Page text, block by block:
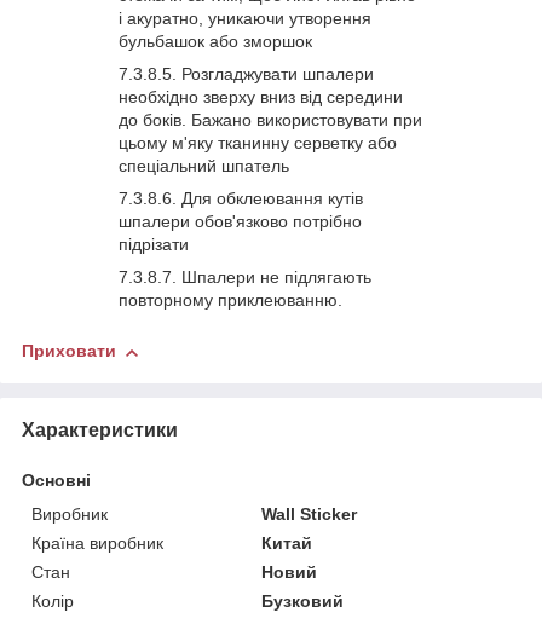
і акуратно, уникаючи утворення
бульбашок або зморшок
Розгладжувати шпалери
необхідно зверху вниз від середини
до боків. Бажано використовувати при
цьому м'яку тканинну серветку або
спеціальний шпатель
Для обклеювання кутів
шпалери обов'язково потрібно
підрізати
Шпалери не підлягають
повторному приклеюванню.
Приховати
Характеристики
Основні
Виробник
Wall Sticker
Країна виробник
Китай
Стан
Новий
Колір
Бузковий